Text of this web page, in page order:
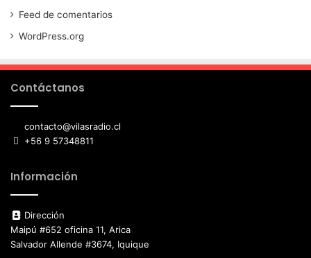
Feed de comentarios
WordPress.org
Contáctanos
contacto@vilasradio.cl
+56 9 57348811
Información
Dirección
Maipú #652 oficina 11, Arica
Salvador Allende #3674, Iquique